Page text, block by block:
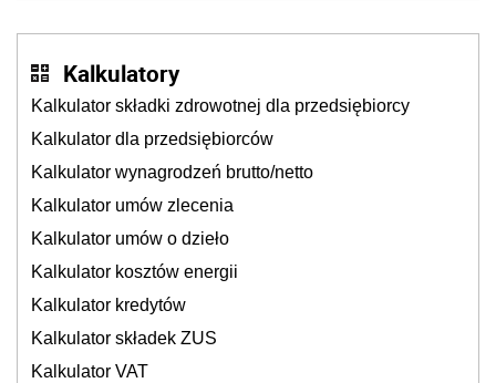
Kalkulatory
Kalkulator składki zdrowotnej dla przedsiębiorcy
Kalkulator dla przedsiębiorców
Kalkulator wynagrodzeń brutto/netto
Kalkulator umów zlecenia
Kalkulator umów o dzieło
Kalkulator kosztów energii
Kalkulator kredytów
Kalkulator składek ZUS
Kalkulator VAT